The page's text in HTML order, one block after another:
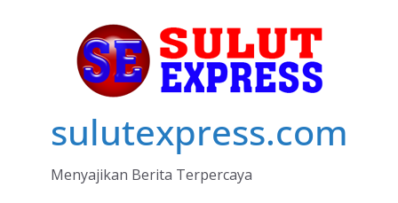
sulutexpress.com
Menyajikan Berita Terpercaya